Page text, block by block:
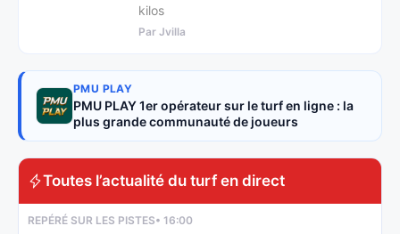
kilos
Par Jvilla
PMU PLAY
PMU PLAY 1er opérateur sur le turf en ligne : la
plus grande communauté de joueurs
Toutes l’actualité du turf en direct
REPÉRÉ SUR LES PISTES• 16:00